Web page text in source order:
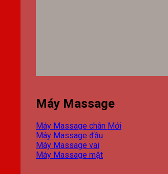
Máy Massage
Máy Massage chân
Máy Massage đầu
Máy Massage vai
Máy Massage mặt